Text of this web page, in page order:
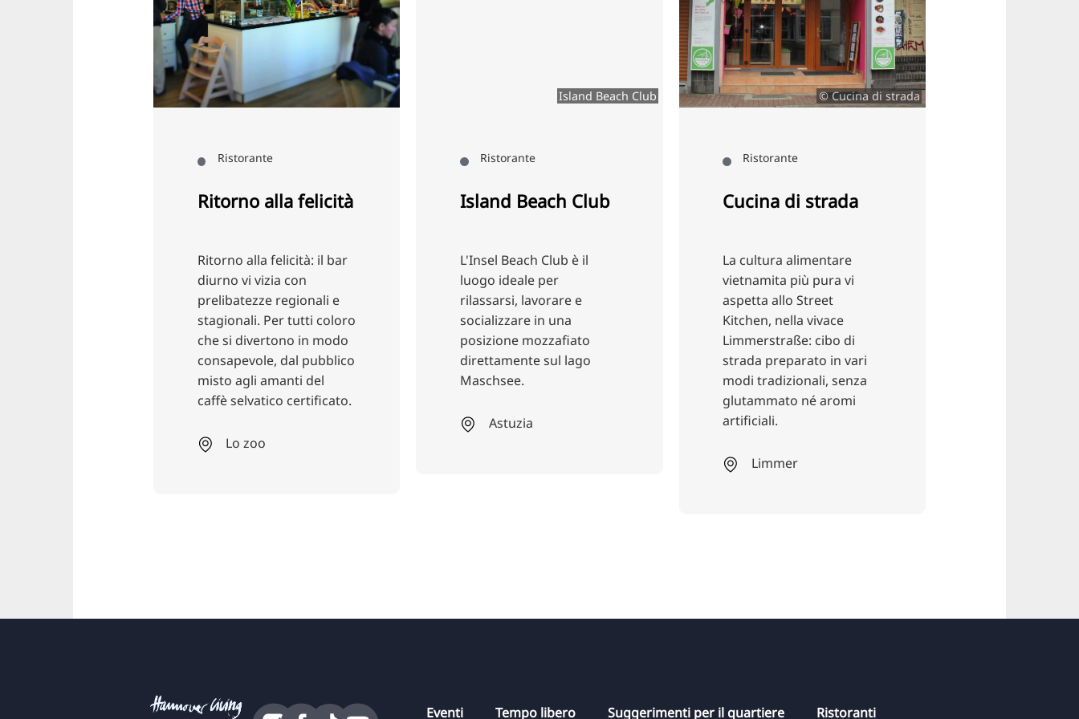
Ristorante
Ritorno alla felicità
Ritorno alla felicità: il bar
diurno vi vizia con
prelibatezze regionali e
stagionali. Per tutti coloro
che si divertono in modo
consapevole, dal pubblico
misto agli amanti del
caffè selvatico certificato.
Lo zoo
Island Beach Club
Ristorante
Island Beach Club
L'Insel Beach Club è il
luogo ideale per
rilassarsi, lavorare e
socializzare in una
posizione mozzafiato
direttamente sul lago
Maschsee.
Astuzia
© Cucina di strada
Ristorante
Cucina di strada
La cultura alimentare
vietnamita più pura vi
aspetta allo Street
Kitchen, nella vivace
Limmerstraße: cibo di
strada preparato in vari
modi tradizionali, senza
glutammato né aromi
Limmer
Eventi Tempo libero Suggerimenti per il quartiere Ristoranti